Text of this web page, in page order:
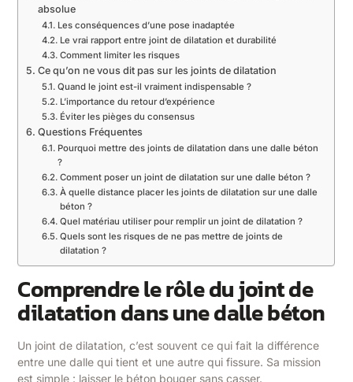
absolue
Les conséquences d’une pose inadaptée
Le vrai rapport entre joint de dilatation et durabilité
Comment limiter les risques
Ce qu’on ne vous dit pas sur les joints de dilatation
Quand le joint est-il vraiment indispensable ?
L’importance du retour d’expérience
Éviter les pièges du consensus
Questions Fréquentes
Pourquoi mettre des joints de dilatation dans une dalle béton
?
Comment poser un joint de dilatation sur une dalle béton ?
À quelle distance placer les joints de dilatation sur une dalle
béton ?
Quel matériau utiliser pour remplir un joint de dilatation ?
Quels sont les risques de ne pas mettre de joints de
dilatation ?
Comprendre le rôle du joint de
dilatation dans une dalle béton
Un joint de dilatation, c’est souvent ce qui fait la différence
entre une dalle qui tient et une autre qui fissure. Sa mission
est simple : laisser le béton bouger sans casser.